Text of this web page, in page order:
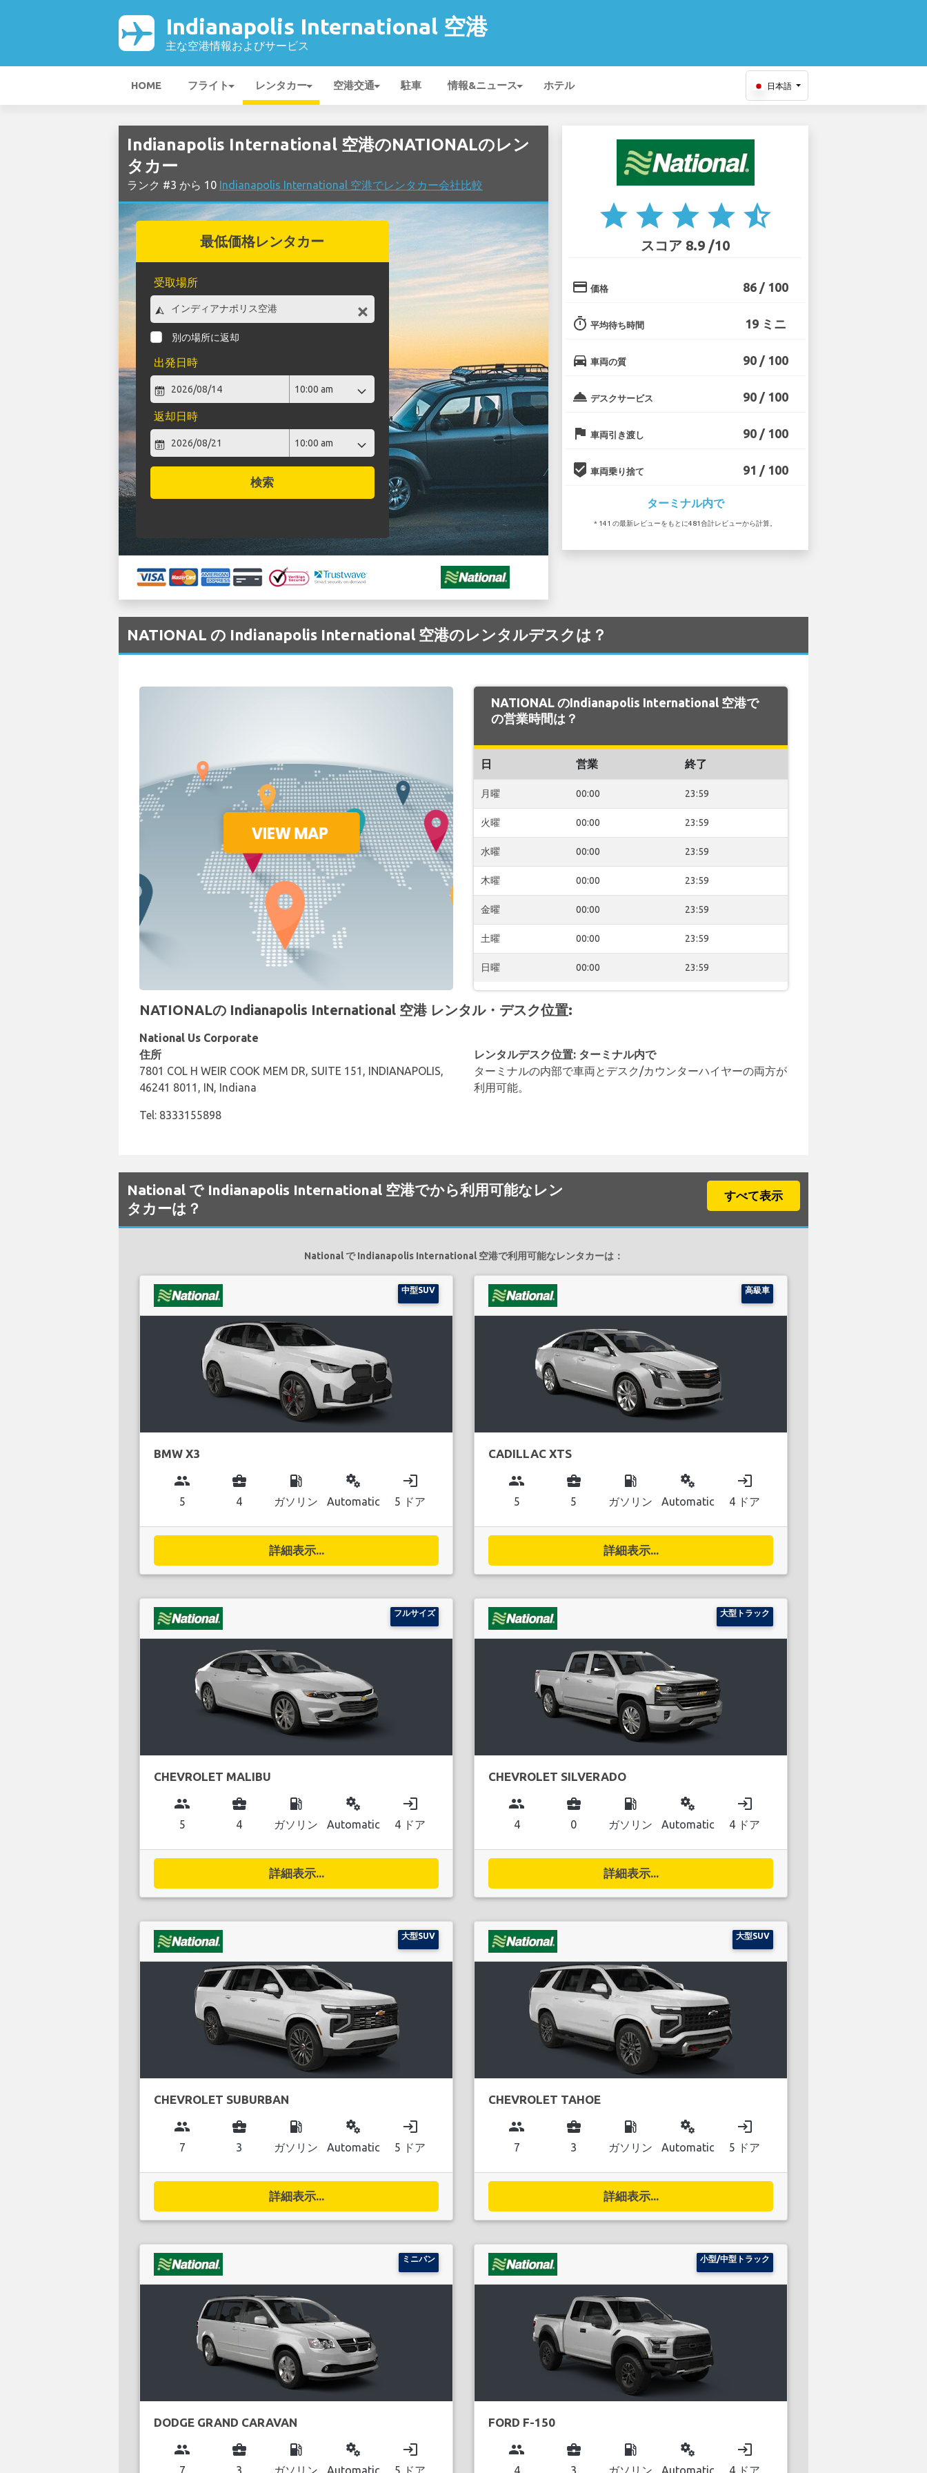
Indianapolis International 空港
主な空港情報およびサービス
HOME フライト レンタカー 空港交通 駐車 情報&ニュース ホテル 日本語
Indianapolis International 空港のNATIONALのレン
タカー
ランク #3 から 10 Indianapolis International 空港でレンタカー会社比較
最低価格レンタカー
受取場所
別の場所に返却
出発日時
返却日時
検索
star star star star star_half
スコア 8.9 /10
credit_card 価格 86 / 100
timer 平均待ち時間 19 ミニ
directions_car 車両の質 90 / 100
room_service デスクサービス 90 / 100
flag 車両引き渡し 90 / 100
beenhere 車両乗り捨て 91 / 100
ターミナル内で
* 141 の最新レビューをもとに481合計レビューから計算。
NATIONAL の Indianapolis International 空港のレンタルデスクは？
NATIONAL のIndianapolis International 空港で
の営業時間は？
日 営業 終了
月曜 00:00 23:59
火曜 00:00 23:59
水曜 00:00 23:59
木曜 00:00 23:59
金曜 00:00 23:59
土曜 00:00 23:59
日曜 00:00 23:59
NATIONALの Indianapolis International 空港 レンタル・デスク位置:
National Us Corporate
住所
7801 COL H WEIR COOK MEM DR, SUITE 151, INDIANAPOLIS,
46241 8011, IN, Indiana
Tel: 8333155898
レンタルデスク位置: ターミナル内で
ターミナルの内部で車両とデスク/カウンターハイヤーの両方が
利用可能。
National で Indianapolis International 空港でから利用可能なレン
タカーは？
すべて表示
National で Indianapolis International 空港で利用可能なレンタカーは：
中型SUV
BMW X3
group
5
business_center
4
local_gas_station
ガソリン
miscellaneous_services
Automatic
login
5 ドア
詳細表示...
高級車
CADILLAC XTS
group
5
business_center
5
local_gas_station
ガソリン
miscellaneous_services
Automatic
login
4 ドア
詳細表示...
フルサイズ
CHEVROLET MALIBU
group
5
business_center
4
local_gas_station
ガソリン
miscellaneous_services
Automatic
login
4 ドア
詳細表示...
大型トラック
CHEVROLET SILVERADO
group
4
business_center
0
local_gas_station
ガソリン
miscellaneous_services
Automatic
login
4 ドア
詳細表示...
大型SUV
CHEVROLET SUBURBAN
group
7
business_center
3
local_gas_station
ガソリン
miscellaneous_services
Automatic
login
5 ドア
詳細表示...
大型SUV
CHEVROLET TAHOE
group
7
business_center
3
local_gas_station
ガソリン
miscellaneous_services
Automatic
login
5 ドア
詳細表示...
ミニバン
DODGE GRAND CARAVAN
group
7
business_center
3
local_gas_station
ガソリン
miscellaneous_services
Automatic
login
5 ドア
小型/中型トラック
FORD F-150
group
4
business_center
3
local_gas_station
ガソリン
miscellaneous_services
Automatic
login
4 ドア